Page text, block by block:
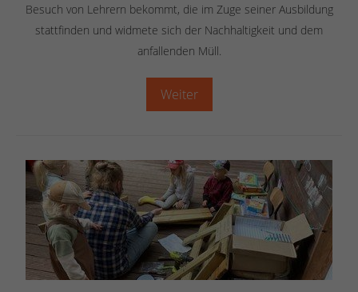
Besuch von Lehrern bekommt, die im Zuge seiner Ausbildung
stattfinden und widmete sich der Nachhaltigkeit und dem
anfallenden Müll.
Weiter